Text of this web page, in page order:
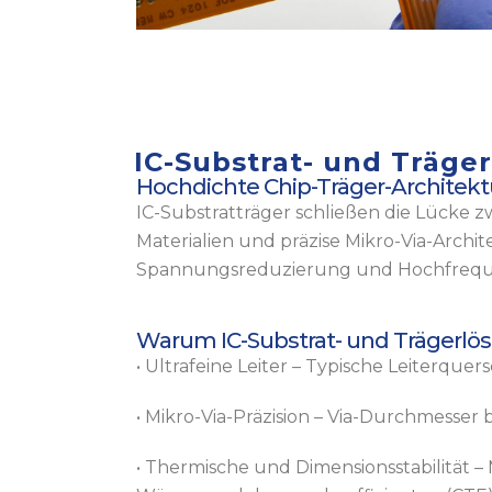
IC-Substrat- und
Hochdichte Chip-Träger-
IC-Substratträger schließen die Lücke
Materialien und präzise Mikro-Via-
Spannungsreduzierung und
Warum IC-Substrat- und
• Ultrafeine Leiter – Typische
• Mikro-Via-Präzision – Via-
• Thermische und Dimensionsstabilität